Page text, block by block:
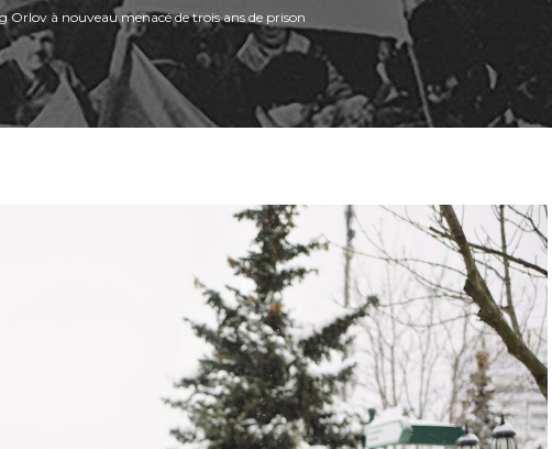
Orlov à nouveau menacé de trois ans de prison